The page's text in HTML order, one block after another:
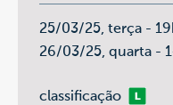
25/03/25, terça -
26/03/25, quarta -
classificaçãoLivre